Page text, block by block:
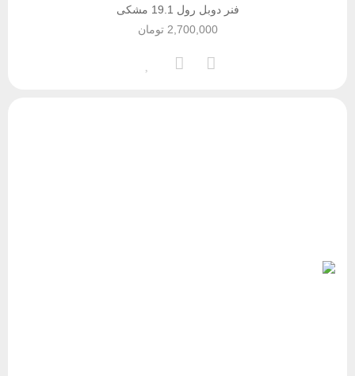
فنر دوبل رول 19.1 مشکی
تومان2,700,000